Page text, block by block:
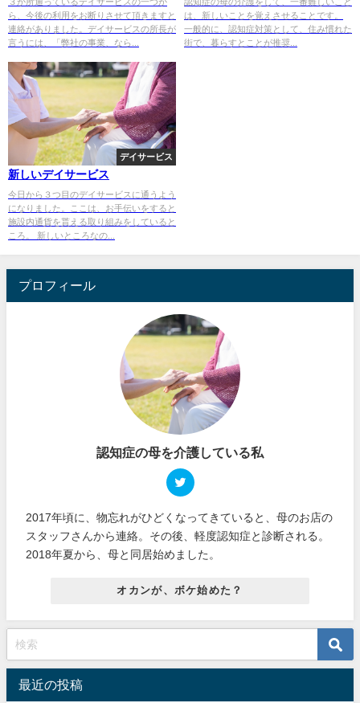
ら、今後の利用をお断りさせて頂きますと
連絡がありました。デイサービスの所長が
言うには、「弊社の事業、なら...
は、新しいことを覚えさせることです。
一般的に、認知症対策として、住み慣れた
街で、暮らすとことが推奨...
デイサービス
新しいデイサービス
今日から３つ目のデイサービスに通うよう
になりました。ここは、お手伝いをすると
施設内通貨を貰える取り組みをしていると
ころ。 新しいところなの...
プロフィール
認知症の母を介護している私
2017年頃に、物忘れがひどくなってきていると、母のお店の
スタッフさんから連絡。その後、軽度認知症と診断される。
2018年夏から、母と同居始めました。
オカンが、ボケ始めた？
最近の投稿